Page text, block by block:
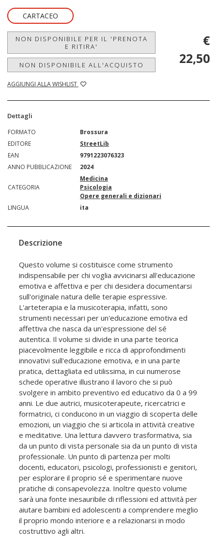
CARTACEO
NON DISPONIBILE PER IL 'PRENOTA
E RITIRA'
NON DISPONIBILE ALL'ACQUISTO
AGGIUNGI ALLA WISHLIST
€
22,50
Dettagli
FORMATO
Brossura
EDITORE
StreetLib
EAN
9791223076323
ANNO PUBBLICAZIONE
2024
CATEGORIA
Medicina
Psicologia
Opere generali e dizionari
LINGUA
ita
Descrizione
Questo volume si costituisce come strumento
indispensabile per chi voglia avvicinarsi all'educazione
emotiva e affettiva e per chi desidera documentarsi
sull'originale natura delle terapie espressive.
L'arteterapia e la musicoterapia, infatti, sono
strumenti necessari per un'educazione emotiva ed
affettiva che nasca da un'espressione del sé
autentica. Il volume si divide in una parte teorica
piacevolmente leggibile e ricca di approfondimenti
innovativi sull'educazione emotiva, e in una parte
pratica, dettagliata ed utilissima, in cui numerose
schede operative illustrano il lavoro che si può
svolgere in ambito preventivo ed educativo da 0 a 99
anni. Le due autrici, musicoterapeute, ricercatrici e
formatrici, ci conducono in un viaggio di scoperta delle
emozioni, un viaggio che si articola in attività creative
e meditative. Una lettura davvero trasformativa, sia
da un punto di vista personale sia da un punto di vista
professionale. Un punto di partenza per molti
docenti, educatori, psicologi, professionisti e genitori,
per esplorare il proprio sé e sperimentare nuove
pratiche di consapevolezza. Inoltre questo volume
sarà una fonte inesauribile di riflessioni ed attività per
aiutare bambini ed adolescenti a comprendere meglio
il proprio mondo interiore e a relazionarsi in modo
costruttivo agli altri.